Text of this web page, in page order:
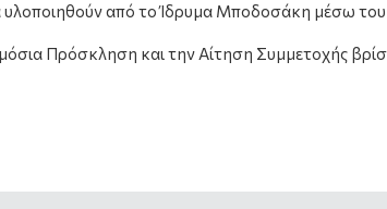
υλοποιηθούν από το Ίδρυμα Μποδοσάκη μέσω
Πρόσκληση και την Αίτηση Συμμετοχής